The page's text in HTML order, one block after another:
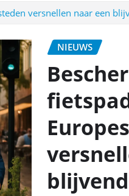
versnellen naar een
NIEUWS